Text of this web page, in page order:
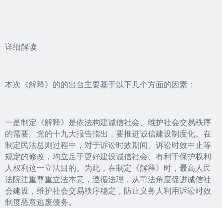
详细解读
本次《解释》的的出台主要基于以下几个方面的因素：
一是制定《解释》是依法构建诚信社会、维护社会交易秩序
的需要。党的十九大报告指出，要推进诚信建设制度化。在
制定民法总则过程中，对于诉讼时效期间、诉讼时效中止等
规定的修改，均立足于更好建设诚信社会、有利于保护权利
人权利这一立法目的。为此，在制定《解释》时，最高人民
法院注重尊重立法本意，遵循法理，从司法角度促进诚信社
会建设，维护社会交易秩序稳定，防止义务人利用诉讼时效
制度恶意逃废债务。